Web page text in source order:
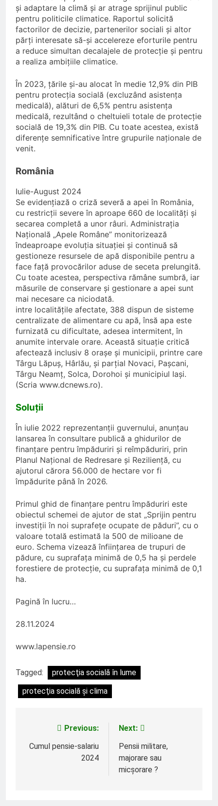
și adaptare la climă și ar atrage sprijinul public
pentru politicile climatice. Raportul solicită
factorilor de decizie, partenerilor sociali și altor
părți interesate să-și accelereze eforturile pentru
a reduce simultan decalajele de protecție și pentru
a realiza ambițiile climatice.
În 2023, țările și-au alocat în medie 12,9% din PIB
pentru protecția socială (excluzând asistența
medicală), alături de 6,5% pentru asistența
medicală, rezultând o cheltuieli totale de protecție
socială de 19,3% din PIB. Cu toate acestea, există
diferențe semnificative între grupurile naționale de
venit.
România
Iulie-August 2024
Se evidențiază o criză severă a apei în România,
cu restricții severe în aproape 660 de localități și
secarea completă a unor râuri. Administrația
Națională „Apele Române” monitorizează
îndeaproape evoluția situației și continuă să
gestioneze resursele de apă disponibile pentru a
face față provocărilor aduse de seceta prelungită.
Cu toate acestea, perspectiva rămâne sumbră, iar
măsurile de conservare și gestionare a apei sunt
mai necesare ca niciodată.
intre localitățile afectate, 388 dispun de sisteme
centralizate de alimentare cu apă, însă apa este
furnizată cu dificultate, adesea intermitent, în
anumite intervale orare. Această situație critică
afectează inclusiv 8 orașe și municipii, printre care
Târgu Lăpuș, Hârlău, și parțial Novaci, Pașcani,
Târgu Neamț, Solca, Dorohoi și municipiul Iași.
(Scria www.dcnews.ro).
Soluţii
În iulie 2022 reprezentanţii guvernului, anunţau
lansarea în consultare publică a ghidurilor de
finanțare pentru împăduriri și reîmpăduriri, prin
Planul Național de Redresare și Reziliență, cu
ajutorul cărora 56.000 de hectare vor fi
împădurite până în 2026.
Primul ghid de finanțare pentru împăduriri este
obiectul schemei de ajutor de stat „Sprijin pentru
investiții în noi suprafețe ocupate de păduri”, cu o
valoare totală estimată la 500 de milioane de
euro. Schema vizează înființarea de trupuri de
pădure, cu suprafața minimă de 0,5 ha și perdele
forestiere de protecție, cu suprafața minimă de 0,1
ha.
Pagină în lucru…
28.11.2024
www.lapensie.ro
Tagged:
protecţia socială în lume
protecţia socială şi clima
Navigare
în
Previous:
Cumul pensie-salariu
2024
Next:
Pensii militare,
majorare sau
micşorare ?